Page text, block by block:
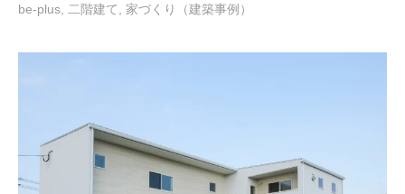
be-plus 二階建て 家づくり（建築事例）